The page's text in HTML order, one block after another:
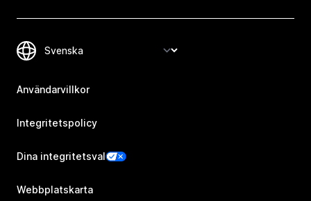
Användarvillkor
Integritetspolicy
Dina integritetsval
Webbplatskarta